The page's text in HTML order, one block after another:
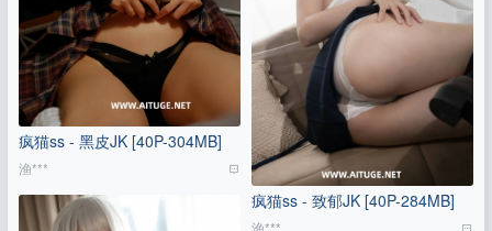
疯猫ss - 黑皮JK [40P-304MB]
渔***
疯猫ss - 致郁JK [40P-284MB]